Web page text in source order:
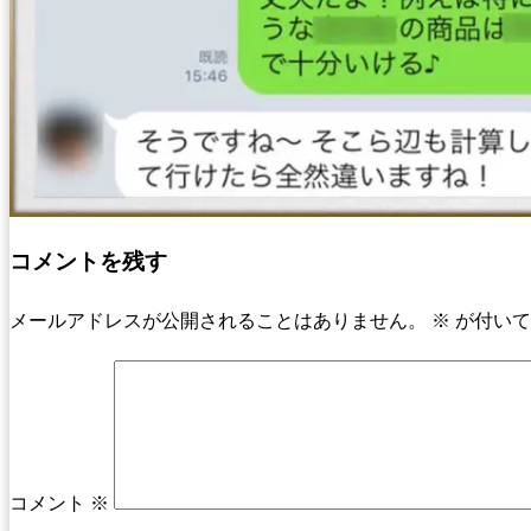
コメントを残す
メールアドレスが公開されることはありません。 ※ が付い
コメント ※